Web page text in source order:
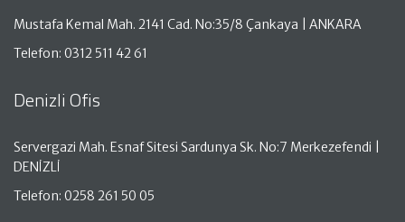
Mustafa Kemal Mah. 2141 Cad. No:35/8 Çankaya | ANKARA
Telefon: 0312 511 42 61
Denizli Ofis
Servergazi Mah. Esnaf Sitesi Sardunya Sk. No:7 Merkezefendi |
DENİZLİ
Telefon: 0258 261 50 05